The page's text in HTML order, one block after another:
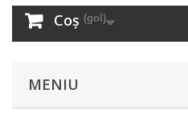
Coș (gol)
MENIU